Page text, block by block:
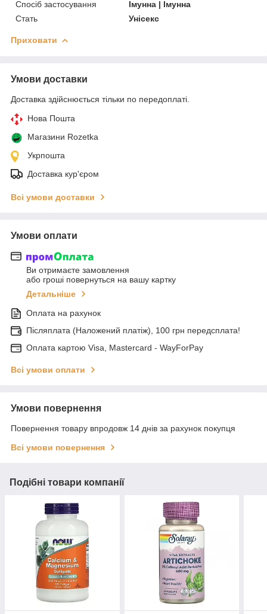
Спосіб застосування
Імунна | Імунна
Стать
Унісекс
Приховати
Умови доставки
Доставка здійснюється тільки по передоплаті.
Нова Пошта
Магазини Rozetka
Укрпошта
Доставка кур'єром
Всі умови доставки
Умови оплати
Ви отримаєте замовлення
або гроші повернуться на вашу картку
Детальніше
Оплата на рахунок
Післяплата (Наложений платіж), 100 грн передсплата!
Оплата картою Visa, Mastercard - WayForPay
Всі умови оплати
Умови повернення
Повернення товару впродовж 14 днів за рахунок покупця
Всі умови повернення
Подібні товари компанії